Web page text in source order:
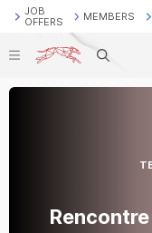
JOB
OFFERS
MEMBERS
Search